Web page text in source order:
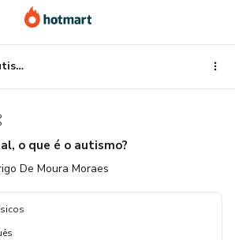
Afinal, o que é o autismo?
o que é o autismo?
De Moura Moraes